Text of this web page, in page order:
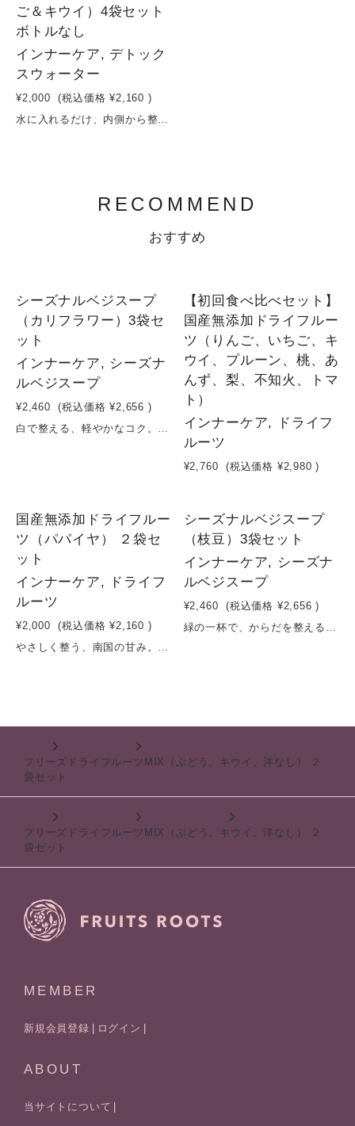
ご＆キウイ）4袋セット
ボトルなし
インナーケア, デトック
スウォーター
¥2,000 (税込価格 ¥2,160 )
水に入れるだけ、内側から整う。いちご＆キウイで始める、デトックスウォーター習慣いちごとキウイを中心に、相性の良いフルーツを組み合わせたデトックスウォーター用ドライフルーツ3種セット。砂糖・保存料を使わず、果実そのものの甘みと栄養をぎゅっと凝縮しました。水に入れるだけで、ビタミンやミネラルがゆっくり溶け出し、毎日の水分補給が“美容時間”に変わります。いちごのやさしい甘みとキウイの爽やかな酸味が、すっきりと飲みやすい味わいに。忙しい日々でも無理なく続けられる、シンプルなインナーケア習慣を。原材料：いちご（長野県産） キウイ（長野県産）容量：16g×4袋賞味期限：製造日から６ヶ月
RECOMMEND
おすすめ
NEW
シーズナルベジスープ
（カリフラワー）3袋セ
ット
インナーケア, シーズナ
ルベジスープ
¥2,460 (税込価格 ¥2,656 )
白で整える、軽やかなコク。京都で育った京野菜のカリフラワーを贅沢に使用し、フレンチ一筋45年の熟練シェフが丁寧に仕立てたポタージュ。保存料・着色料・化学調味料は一切使用せず、素材本来のやさしい甘みと旨みを引き出しました。なめらかで軽やか、それでいて奥行きのあるコク。食べた後も重くならない、“整えるための上質な一杯”です。容量：160g×３袋賞味期限：製造日から１年
【初回食べ比べセット】
国産無添加ドライフルー
ツ（りんご、いちご、キ
ウイ、プルーン、桃、あ
んず、梨、不知火、トマ
ト）
インナーケア, ドライフ
ルーツ
¥2,760 (税込価格 ¥2,980 )
国産無添加ドライフルー
ツ（パパイヤ） ２袋セ
ット
インナーケア, ドライフ
ルーツ
¥2,000 (税込価格 ¥2,160 )
やさしく整う、南国の甘み。ナチュラルドライパパイヤ。国産パパイヤを使用し、砂糖・保存料・香料など一切不使用で仕上げたドライフルーツです。低温でじっくり乾燥させることで、パパイヤ本来のまろやかな甘みとやさしい香り、軽やかな食感をそのまま凝縮。トロピカルでありながらクセが少なく、毎日の間食や食後のリフレッシュにも取り入れやすい味わい。そのままはもちろん、ヨーグルトやスムージー、サラダに加えることで、手軽に栄養と彩りをプラスできます。“内側から整える習慣”。毎日続けやすいナチュラルフルーツです。原材料：パパイヤ（沖縄県産）＊時期により、変更させていただく場合がございます。容量：20g×２袋賞味期限：製造日から６ヶ月
NEW
シーズナルベジスープ
（枝豆）3袋セット
インナーケア, シーズナ
ルベジスープ
¥2,460 (税込価格 ¥2,656 )
緑の一杯で、からだを整える。京都で育った京野菜の枝豆を贅沢に使用し、フレンチ一筋45年の熟練シェフが丁寧に仕立てた濃厚ポタージュ。保存料・着色料・化学調味料を一切使わず、素材の旨みと自然な甘みだけで完成させました。枝豆ならではのコクとほのかな甘み、そしてなめらかな口あたり。“ヘルシーなのに満足できる”を実現した、日常に取り入れたい一杯です。容量：160g×3袋賞味期限：製造日から１年
フリーズドライフルーツMIX（ぶどう、キウイ、洋なし） ２
袋セット
フリーズドライフルーツMIX（ぶどう、キウイ、洋なし） ２
袋セット
MEMBER
新規会員登録 ログイン
ABOUT
当サイトについて